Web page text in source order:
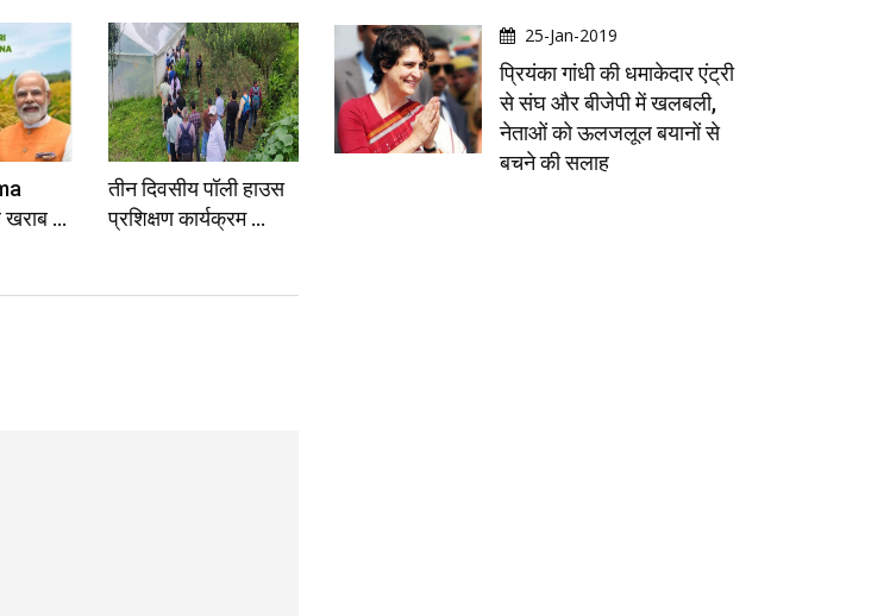
...
तीन दिवसीय पॉली हाउस
प्रशिक्षण कार्यक्रम ...
25-Jan-2019
प्रियंका गांधी की धमाकेदार एंट्री
से संघ और बीजेपी में खलबली,
नेताओं को ऊलजलूल बयानों से
बचने की सलाह